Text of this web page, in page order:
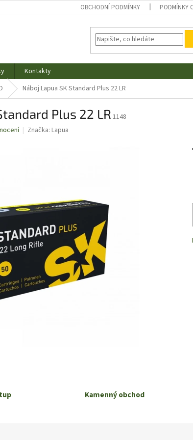
OBCHODNÍ PODMÍNKY PODMÍNKY
Kontakty
Náboj Lapua SK Standard Plus 22 LR
Plus 22 LR 1148
Značka: Lapua
Kamenný obchod